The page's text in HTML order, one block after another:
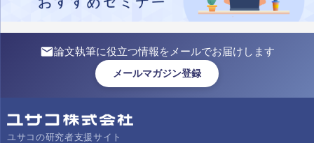
論文執筆に役立つ情報をメールでお届けします
メールマガジン登録
ユサコの研究者支援サイト